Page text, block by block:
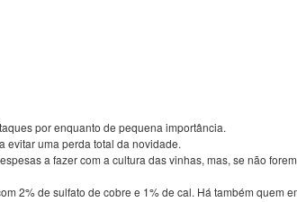
por enquanto de pequena importância.
evitar uma perda total da novidade.
a fazer com a cultura das vinhas, mas, se não
2% de sulfato de cobre e 1% de cal. Há também quem